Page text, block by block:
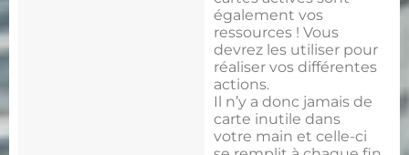
également vos
ressources ! Vous
devrez les utiliser pour
réaliser vos différentes
actions.
Il n’y a donc jamais de
carte inutile dans
votre main et celle-ci